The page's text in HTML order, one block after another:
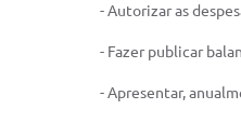
- Autorizar as
- Fazer publicar
- Apresentar,